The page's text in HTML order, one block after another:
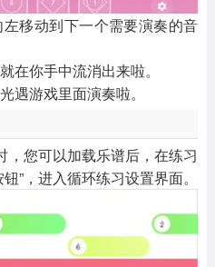
移动到下一个需要演奏的音
在你手中流消出来啦。
遇游戏里面演奏啦。
，您可以加载乐谱后，在练习
”，进入循环练习设置界面。